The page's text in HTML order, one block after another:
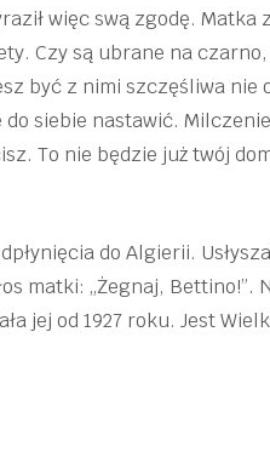
więc swą zgodę. Matka
Czy są ubrane na
być z nimi szczęśliwa nie
siebie nastawić.
To nie będzie już twój
do Algierii.
matki: „Żegnaj,
jej od 1927 roku. Jest